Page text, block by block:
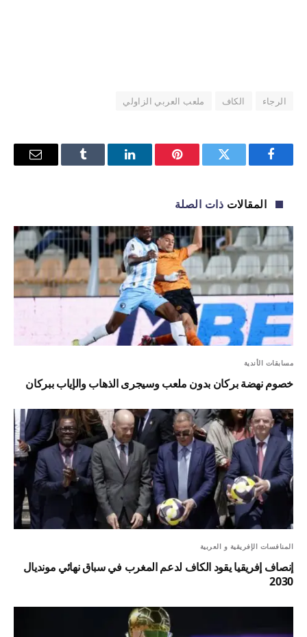
الرجاء الكاف ملعب العربي الزاولي
فيسبوك تويتر بينتيريستلينكدإن Tumblr
البريد
المقالات ذات الصلة
مسابقات الأندية
خصوم نهضة بركان بدون ملعب وسيجرى الذهاب والإياب ببركان
المنافسات الإفريقية و العربية
إنصاف إفريقيا يقود الكاف لدعم المغرب في سباق نهائي مونديال
2030